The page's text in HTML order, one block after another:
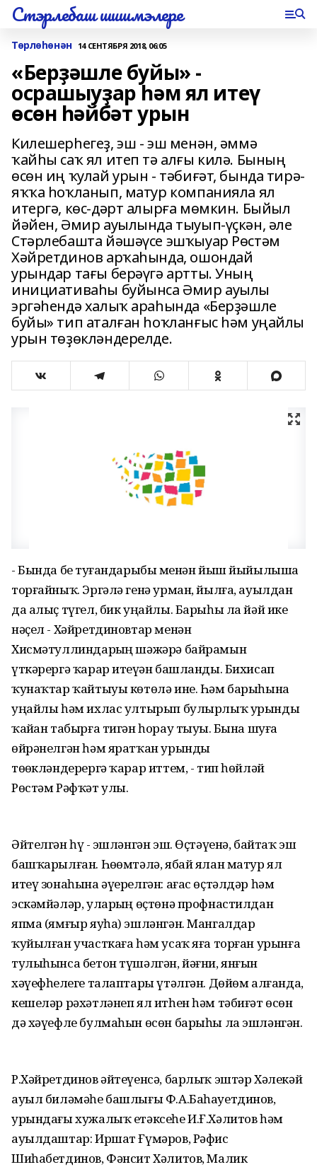
Стэрлебаш шишмэлере
Төрлөһөнән 14 СЕНТЯБРЯ 2018, 06:05
«Берҙәшле буйы» -
осрашыуҙар һәм ял итеү
өсөн һәйбәт урын
Килешерһегеҙ, эш - эш менән, әммә
ҡайһы саҡ ял итеп тә алғы килә. Бының
өсөн иң ҡулай урын - тәбиғәт, бында тирә-
яҡҡа һоҡланып, матур компанияла ял
итергә, көс-дәрт алырға мөмкин. Быйыл
йәйен, Әмир ауылында тыуып-үҫкән, әле
Стәрлебашта йәшәүсе эшҡыуар Рөстәм
Хәйретдинов арҡаһында, ошондай
урындар тағы берәүгә артты. Уның
инициативаһы буйынса Әмир ауылы
эргәһендә халыҡ араһында «Берҙәшле
буйы» тип аталған һоҡланғыс һәм уңайлы
урын төҙөкләндерелде.
- Бында беҙ туғандарыбыҙ менән йыш йыйылыша
торғайныҡ. Эргәлә генә урман, йылға, ауылдан
да алыҫ түгел, бик уңайлы. Барыһы ла йәй ике
нәҫел - Хәйретдиновтар менән
Хисмәтуллиндарҙың шәжәрә байрамын
үткәрергә ҡарар итеүҙән башланды. Бихисап
ҡунаҡтар ҡайтыуы көтөлә ине. Һәм барыһына
уңайлы һәм ихлас ултырып булырлыҡ урынды
ҡайҙан табырға тигән һорау тыуҙы. Бына шуға
өйрәнелгән һәм яратҡан урынды
төҙөкләндерергә ҡарар иттем, - тип һөйләй
Рөстәм Рәфҡәт улы.
Әйтелгән һүҙ - эшләнгән эш. Өҫтәүенә, байтаҡ эш
башҡарылған. Һөҙөмтәлә, ябай ялан матур ял
итеү зонаһына әүерелгән: ағас өҫтәлдәр һәм
эскәмйәләр, уларҙың өҫтөнә профнастилдан
япма (ямғыр яуһа) эшләнгән. Мангалдар
ҡуйылған участкаға һәм усаҡ яға торған урынға
тулыһынса бетон түшәлгән, йәғни, янғын
хәүефһеҙлеге талаптары үтәлгән. Дөйөм алғанда,
кешеләр рәхәтләнеп ял итһен һәм тәбиғәт өсөн
дә хәүефле булмаһын өсөн барыһы ла эшләнгән.
Р.Хәйретдинов әйтеүенсә, барлыҡ эштәр Хәлекәй
ауыл биләмәһе башлығы Ф.А.Баһауетдинов,
урындағы хужалыҡ етәксеһе И.Ғ.Хәлитов һәм
ауылдаштар: Иршат Ғүмәров, Рәфис
Шиһабетдинов, Фәнсит Хәлитов, Малик